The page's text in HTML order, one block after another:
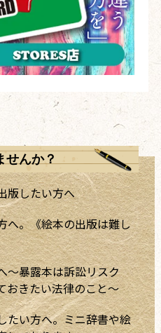
せんか？
版したい方へ
へ。《絵本の出版は難し
～暴露本は訴訟リスク
おきたい法律のこと～
たい方へ。ミニ辞書や絵